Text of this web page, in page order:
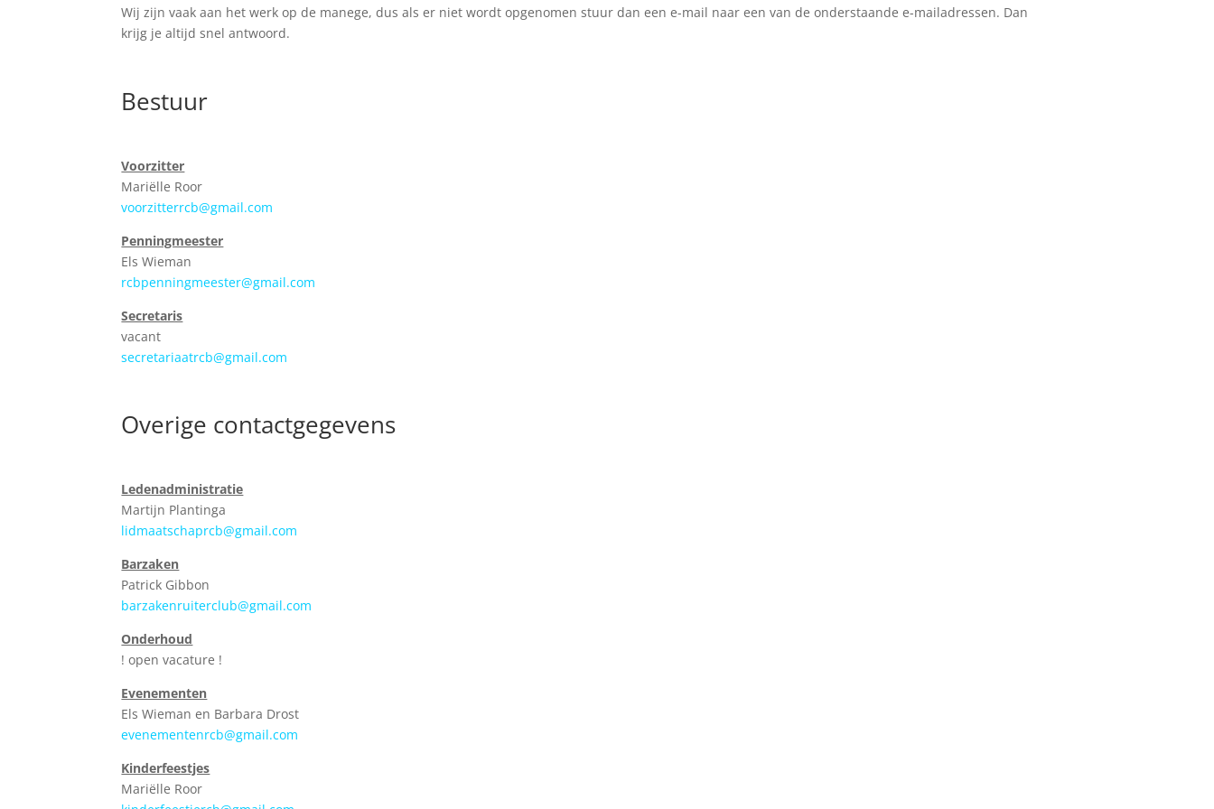
Wij zijn vaak aan het werk op de manege, dus als er niet wordt opgenomen stuur dan een e-mail naar een van de onderstaande e-mailadressen. Dan
krijg je altijd snel antwoord.
Bestuur
Voorzitter
Mariëlle Roor
voorzitterrcb@gmail.com
Penningmeester
Els Wieman
rcbpenningmeester@gmail.com
Secretaris
vacant
secretariaatrcb@gmail.com
Overige contactgegevens
Ledenadministratie
Martijn Plantinga
lidmaatschaprcb@gmail.com
Barzaken
Patrick Gibbon
barzakenruiterclub@gmail.com
Onderhoud
! open vacature !
Evenementen
Els Wieman en Barbara Drost
evenementenrcb@gmail.com
Kinderfeestjes
Mariëlle Roor